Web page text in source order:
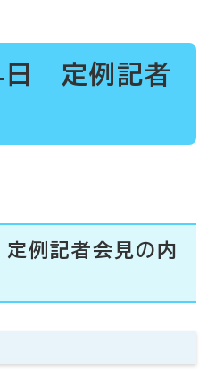
定例記者
例記者会見の内